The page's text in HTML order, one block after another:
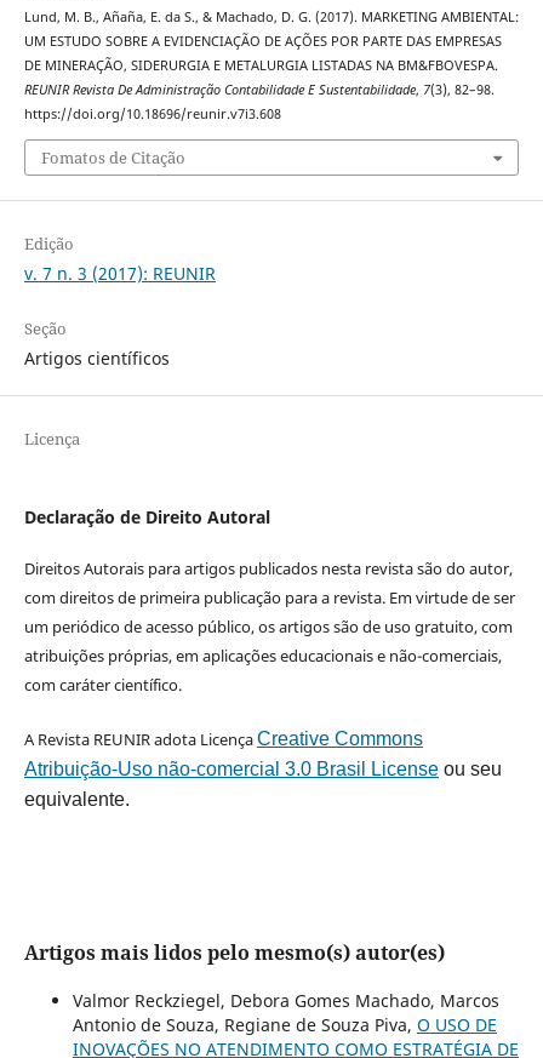
Lund, M. B., Añaña, E. da S., & Machado, D. G. (2017). MARKETING AMBIENTAL:
UM ESTUDO SOBRE A EVIDENCIAÇÃO DE AÇÕES POR PARTE DAS EMPRESAS
DE MINERAÇÃO, SIDERURGIA E METALURGIA LISTADAS NA BM&FBOVESPA.
REUNIR Revista De Administração Contabilidade E Sustentabilidade, 7(3), 82–98.
https://doi.org/10.18696/reunir.v7i3.608
Fomatos de Citação
Edição
v. 7 n. 3 (2017): REUNIR
Seção
Artigos científicos
Licença
Declaração de Direito Autoral
Direitos Autorais para artigos publicados nesta revista são do autor,
com direitos de primeira publicação para a revista. Em virtude de ser
um periódico de acesso público, os artigos são de uso gratuito, com
atribuições próprias, em aplicações educacionais e não-comerciais,
com caráter científico.
A Revista REUNIR adota LicençaCreative Commons
Atribuição-Uso não-comercial 3.0 Brasil Licenseou seu
equivalente.
Artigos mais lidos pelo mesmo(s) autor(es)
Valmor Reckziegel, Debora Gomes Machado, Marcos
Antonio de Souza, Regiane de Souza Piva, O USO DE
INOVAÇÕES NO ATENDIMENTO COMO ESTRATÉGIA DE